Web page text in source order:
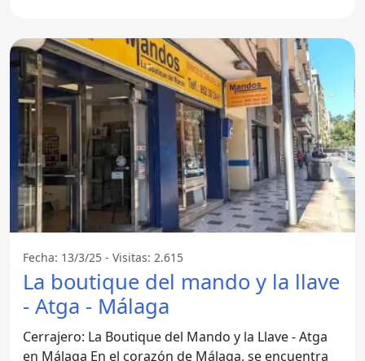
Fecha: 13/3/25 - Visitas: 2.615
La boutique del mando y la llave
- Atga - Málaga
Cerrajero: La Boutique del Mando y la Llave - Atga
en Málaga En el corazón de Málaga, se encuentra